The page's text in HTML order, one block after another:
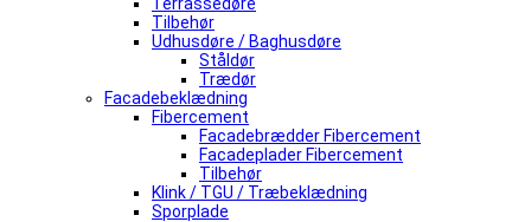
Tilbehør
Udhusdøre / Baghusdøre
Ståldør
Trædør
Facadebeklædning
Fibercement
Facadebrædder Fibercement
Facadeplader Fibercement
Tilbehør
Klink / TGU / Træbeklædning
Sporplade